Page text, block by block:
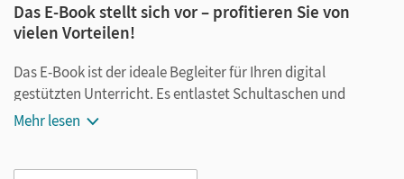
Das E-Book stellt sich vor – profitieren Sie von
vielen Vorteilen!
Das E-Book ist der ideale Begleiter für Ihren digital
gestützten Unterricht. Es entlastet Schultaschen und
Rucksäcke und ist jederzeit unkompliziert verfügbar.
Mehr lesen